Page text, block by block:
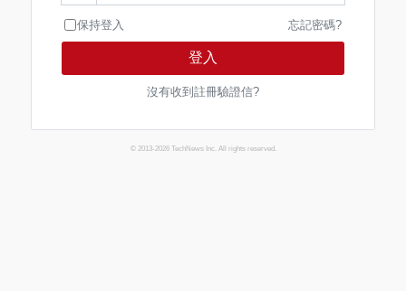
保持登入 忘記密碼?
登入
沒有收到註冊驗證信?
© 2013-2026 TechNews Inc. All rights reserved.